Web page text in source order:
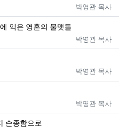
등록자
박영관 목사
익은 영혼의 물맷돌
등록자
박영관 목사
등록자
박영관 목사
등록자
박영관 목사
순종함으로